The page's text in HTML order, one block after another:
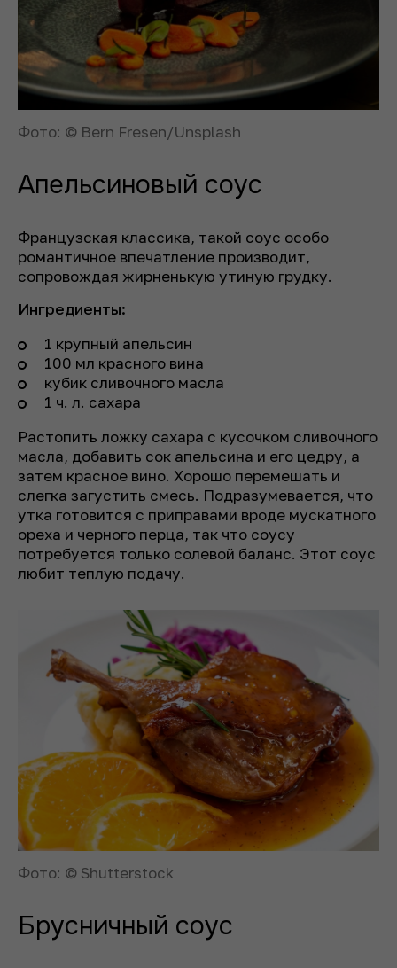
Фото: © Bern Fresen/Unsplash
Апельсиновый соус
Французская классика, такой соус особо
романтичное впечатление производит,
сопровождая жирненькую утиную грудку.
Ингредиенты:
1 крупный апельсин
100 мл красного вина
кубик сливочного масла
1 ч. л. сахара
Растопить ложку сахара с кусочком сливочного
масла, добавить сок апельсина и его цедру, а
затем красное вино. Хорошо перемешать и
слегка загустить смесь. Подразумевается, что
утка готовится с приправами вроде мускатного
ореха и черного перца, так что соусу
потребуется только солевой баланс. Этот соус
любит теплую подачу.
Фото: © Shutterstock
Брусничный соус